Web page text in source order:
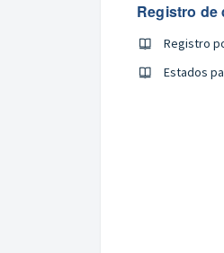
Registro de
Registro
Estados